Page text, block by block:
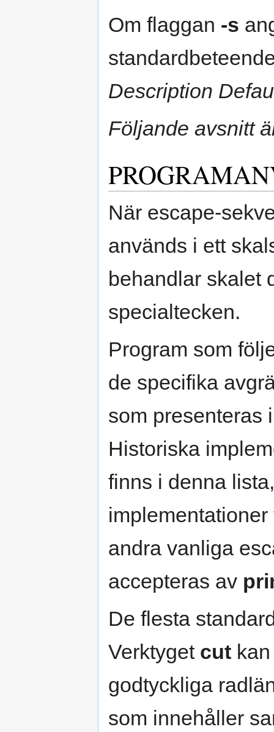
Om flaggan -s
Description
Följande avsnitt
När escape-
används i ett
behandlar skalet
specialtecken.
Program som
de specifika
som presenteras
Historiska
finns i denna
andra vanliga
accepteras av
De flesta
Verktyget cut
godtyckliga
som innehåller